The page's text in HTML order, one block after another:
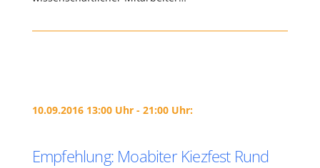
10.09.2016 13:00 Uhr - 21:00 Uhr:
Empfehlung: Moabiter Kiezfest Rund